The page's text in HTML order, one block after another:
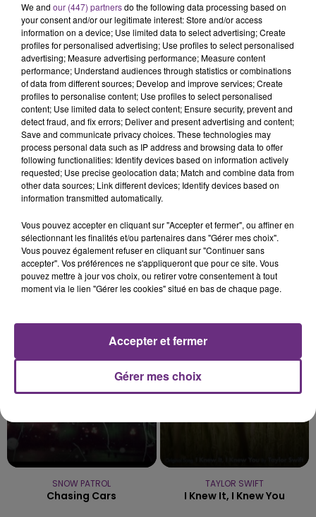
LE MAGASIN JOUÉCLUB DE REIMS FERME
SES PORTES
C'était l'une des institutions du centre-ville
rémois. Le magasin JouéClub est contraint de
fermer ses portes.
TITRES DIFFUSÉS
5h30
5h30
BRUNO MARS
5h26
5h26
AMIR
SNOW PATROL
Chasing Cars
5h19
5h19
TAYLOR SWIFT
I Knew It, I Knew You
We and our (447) partnersdo the following data processing based on
your consent and/or our legitimate interest: Store and/or access
information on a device; Use limited data to select advertising; Create
profiles for personalised advertising; Use profiles to select personalised
advertising; Measure advertising performance; Measure content
performance; Understand audiences through statistics or combinations
of data from different sources; Develop and improve services; Create
profiles to personalise content; Use profiles to select personalised
content; Use limited data to select content; Ensure security, prevent and
detect fraud, and fix errors; Deliver and present advertising and content;
Save and communicate privacy choices. These technologies may
process personal data such as IP address and browsing data to offer
following functionalities: Identify devices based on information actively
requested; Use precise geolocation data; Match and combine data from
other data sources; Link different devices; Identify devices based on
information transmitted automatically.
Vous pouvez accepter en cliquant sur "Accepter et fermer", ou affiner en
sélectionnant les finalités et/ou partenaires dans "Gérer mes choix".
Vous pouvez également refuser en cliquant sur "Continuer sans
accepter". Vos préférences ne s'appliqueront que pour ce site. Vous
pouvez mettre à jour vos choix, ou retirer votre consentement à tout
moment via le lien "Gérer les cookies" situé en bas de chaque page.
Gérer mes choix
Accepter et fermer